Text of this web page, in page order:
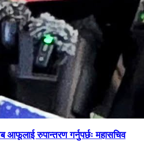
आफूलाई रुपान्तरण गर्नुपर्छः महासचिव